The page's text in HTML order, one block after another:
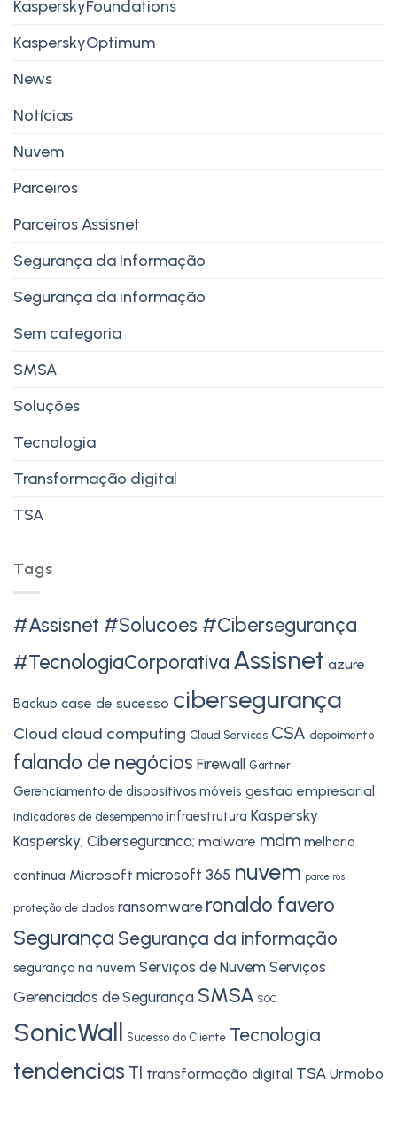
KasperskyFoundations
KasperskyOptimum
News
Notícias
Nuvem
Parceiros
Parceiros Assisnet
Segurança da Informação
Segurança da informação
Sem categoria
SMSA
Soluções
Tecnologia
Transformação digital
TSA
Tags
#Assisnet #Solucoes #Cibersegurança
#TecnologiaCorporativa Assisnet azure
Backup case de sucesso cibersegurança
Cloud cloud computing Cloud Services CSA depoimento
falando de negócios Firewall Gartner
Gerenciamento de dispositivos móveis gestao empresarial
indicadores de desempenho infraestrutura Kaspersky
Kaspersky; Ciberseguranca; malware mdm melhoria
continua Microsoft microsoft 365 nuvem parceiros
proteção de dados ransomware ronaldo favero
Segurança Segurança da informação
segurança na nuvem Serviços de Nuvem Serviços
Gerenciados de Segurança SMSA SOC
SonicWall Sucesso do Cliente Tecnologia
tendencias TI transformação digital TSA Urmobo